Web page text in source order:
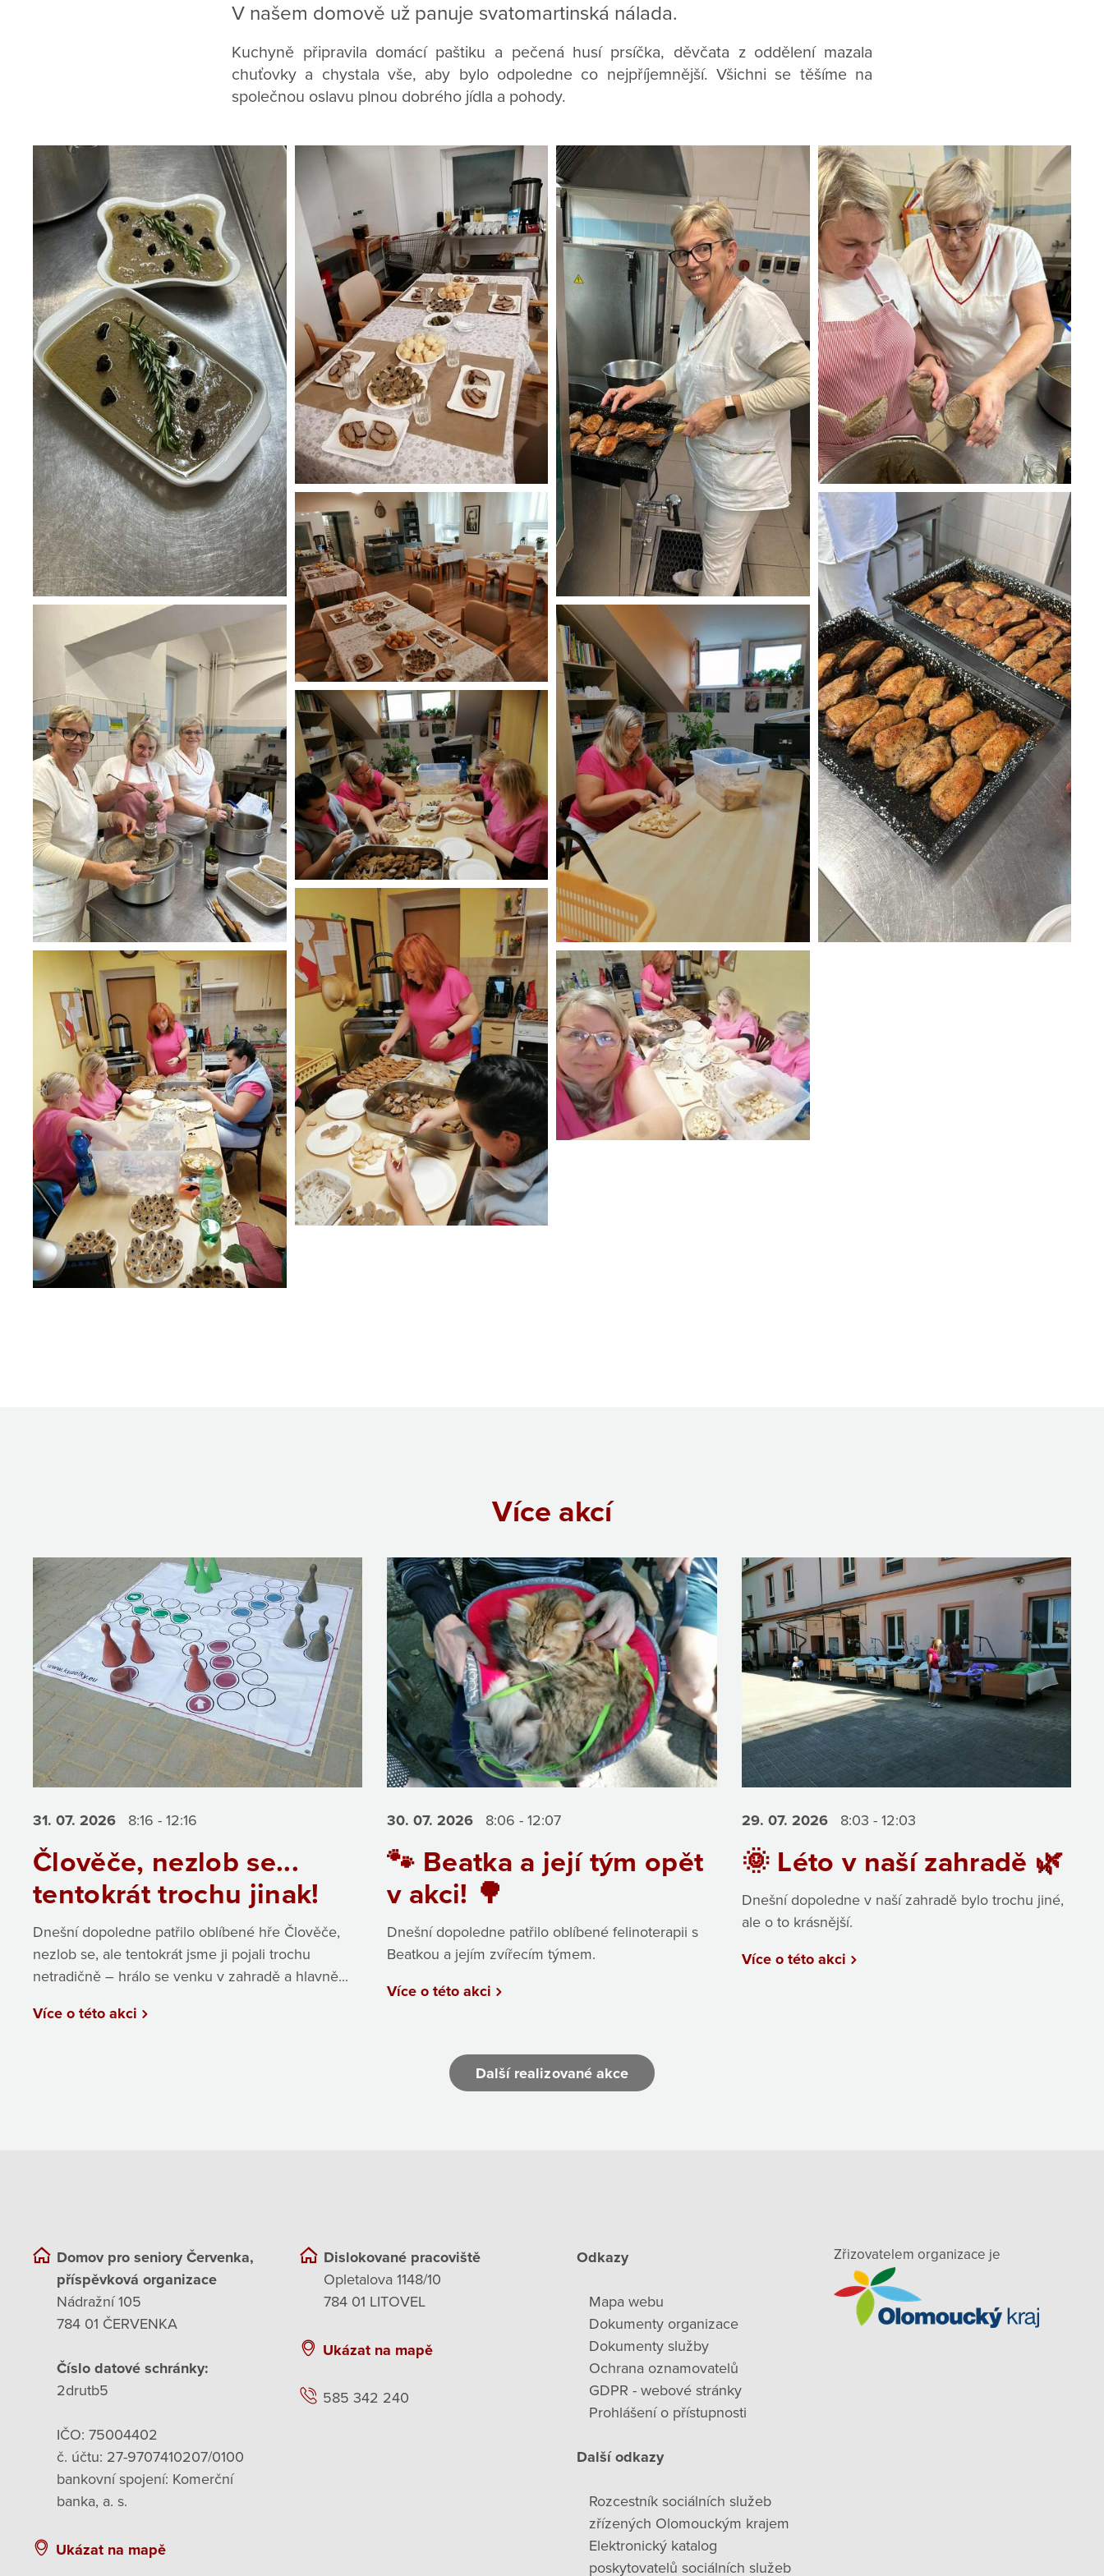
V našem domově už panuje svatomartinská nálada.
Kuchyně připravila domácí paštiku a pečená husí prsíčka, děvčata z oddělení mazala
chuťovky a chystala vše, aby bylo odpoledne co nejpříjemnější. Všichni se těšíme na
společnou oslavu plnou dobrého jídla a pohody.
Více akcí
31. 07. 2026 8:16 - 12:16
Člověče, nezlob se...
tentokrát trochu jinak!
Dnešní dopoledne patřilo oblíbené hře Člověče,
nezlob se, ale tentokrát jsme ji pojali trochu
netradičně – hrálo se venku v zahradě a hlavně...
Více o této akci
30. 07.2026 8:06 - 12:07
🐾 Beatka a její tým opět
v akci! 🌳
Dnešní dopoledne patřilo oblíbené felinoterapii s
Beatkou a jejím zvířecím týmem.
Více o této akci
29. 07. 2026 8:03 - 12:03
🌞 Léto v naší zahradě 🌿
Dnešní dopoledne v naší zahradě bylo trochu jiné,
ale o to krásnější.
Více o této akci
Další realizované akce
Domov pro seniory Červenka,
příspěvková organizace
Nádražní 105
784 01 ČERVENKA
Číslo datové schránky:
2drutb5
IČO: 75004402
č. účtu: 27-9707410207/0100
bankovní spojení: Komerční
banka, a. s.
Ukázat na mapě
Dislokované pracoviště
Opletalova 1148/10
784 01 LITOVEL
Ukázat na mapě
585 342 240
Odkazy
Mapa webu
Dokumenty organizace
Dokumenty služby
Ochrana oznamovatelů
GDPR - webové stránky
Prohlášení o přístupnosti
Další odkazy
Rozcestník sociálních služeb
zřízených Olomouckým krajem
Elektronický katalog
poskytovatelů sociálních služeb
Zřizovatelem organizace je